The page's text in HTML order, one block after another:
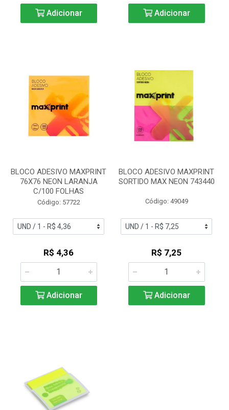
Adicionar Adicionar
BLOCO ADESIVO MAXPRINT
76X76 NEON LARANJA
C/100 FOLHAS
Código: 57722
R$ 4,36
Adicionar
BLOCO ADESIVO MAXPRINT
SORTIDO MAX NEON 743440
Código: 49049
R$ 7,25
Adicionar